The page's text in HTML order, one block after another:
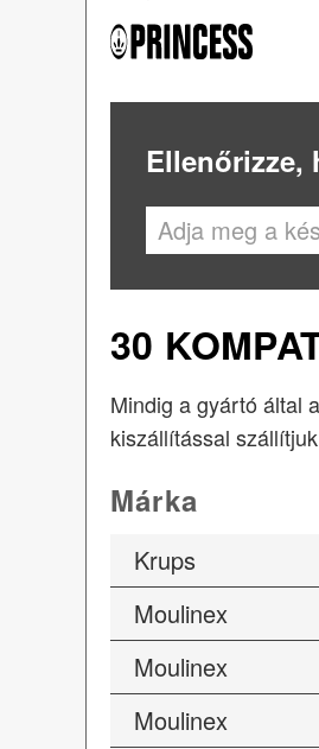
Ellenőrizze,
30
Mindig a gyártó által
kiszállítással
Márka
Krups
Moulinex
Moulinex
Moulinex